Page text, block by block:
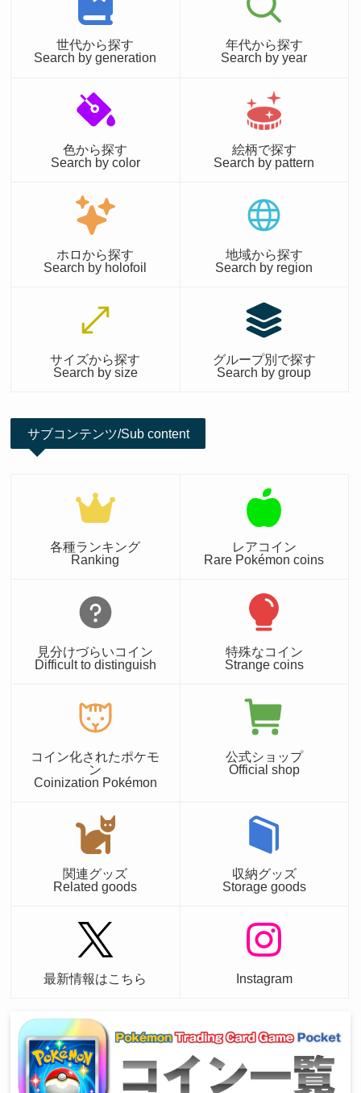
世代から探す
Search by generation
年代から探す
Search by year
色から探す
Search by color
絵柄で探す
Search by pattern
ホロから探す
Search by holofoil
地域から探す
Search by region
サイズから探す
Search by size
グループ別で探す
Search by group
サブコンテンツ/Sub content
各種ランキング
Ranking
レアコイン
Rare Pokémon coins
見分けづらいコイン
Difficult to distinguish
特殊なコイン
Strange coins
コイン化されたポケモ
ン
Coinization Pokémon
公式ショップ
Official shop
関連グッズ
Related goods
収納グッズ
Storage goods
最新情報はこちら Instagram